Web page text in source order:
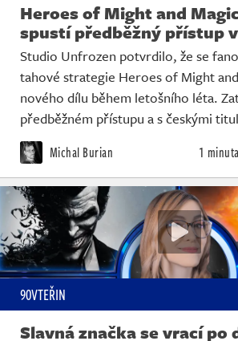
Heroes of Might and
spustí předběžný přístup
Studio Unfrozen potvrdilo, že se
tahové strategie Heroes of Might
nového dílu během letošního léta.
předběžném přístupu a s českými
Michal Burian 1 minuta
90VTEŘIN
Slavná značka se vrací po